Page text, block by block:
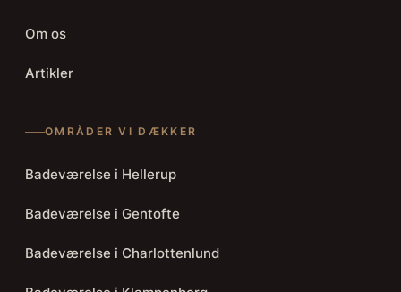
Om os
Artikler
OMRÅDER VI DÆKKER
Badeværelse i Hellerup
Badeværelse i Gentofte
Badeværelse i Charlottenlund